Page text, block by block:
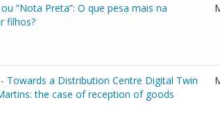
“Nota Preta”: O que pesa mais na
filhos?
- Towards a Distribution Centre Digital Twin
the case of reception of goods